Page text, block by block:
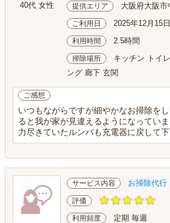
40代 女性 提供エリア 大阪府大阪市
ご利用日 2025年12月15
利用時間 2.5時間
掃除場所
キッチン トイ
ング 廊下 玄関
ご感想
いつもながらですが細やかなお掃除を
ると我が家が見違えるようになってい
力尽きていたルンバも充電器に戻して下
サービス内容 お掃除代行
評価
利用頻度 定期 毎週